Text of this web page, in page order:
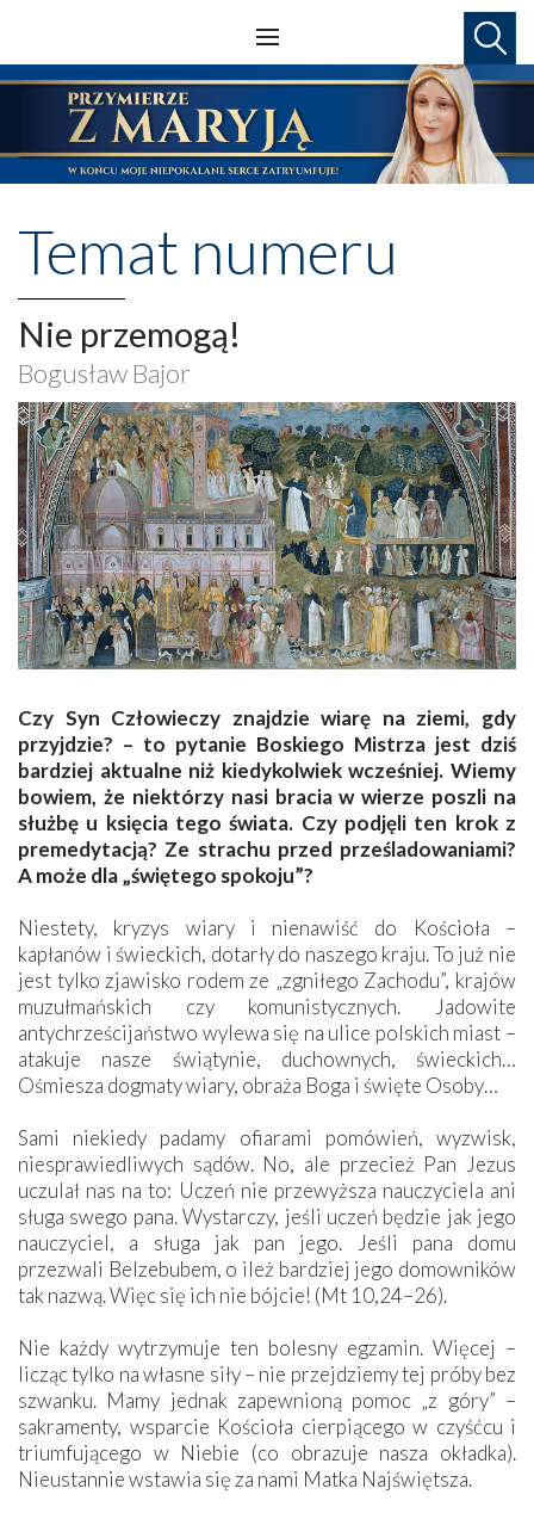
Temat numeru
Nie przemogą!
Bogusław Bajor
Czy Syn Człowieczy znajdzie wiarę na ziemi, gdy
przyjdzie? – to pytanie Boskiego Mistrza jest dziś
bardziej aktualne niż kiedykolwiek wcześniej. Wiemy
bowiem, że niektórzy nasi bracia w wierze poszli na
służbę u księcia tego świata. Czy podjęli ten krok z
premedytacją? Ze strachu przed prześladowaniami?
A może dla „świętego spokoju”?
Niestety, kryzys wiary i nienawiść do Kościoła –
kapłanów i świeckich, dotarły do naszego kraju. To już nie
jest tylko zjawisko rodem ze „zgniłego Zachodu”, krajów
muzułmańskich czy komunistycznych. Jadowite
antychrześcijaństwo wylewa się na ulice polskich miast –
atakuje nasze świątynie, duchownych, świeckich…
Ośmiesza dogmaty wiary, obraża Boga i święte Osoby…
Sami niekiedy padamy ofiarami pomówień, wyzwisk,
niesprawiedliwych sądów. No, ale przecież Pan Jezus
uczulał nas na to: Uczeń nie przewyższa nauczyciela ani
sługa swego pana. Wystarczy, jeśli uczeń będzie jak jego
nauczyciel, a sługa jak pan jego. Jeśli pana domu
przezwali Belzebubem, o ileż bardziej jego domowników
tak nazwą. Więc się ich nie bójcie! (Mt 10,24–26).
Nie każdy wytrzymuje ten bolesny egzamin. Więcej –
licząc tylko na własne siły – nie przejdziemy tej próby bez
szwanku. Mamy jednak zapewnioną pomoc „z góry” –
sakramenty, wsparcie Kościoła cierpiącego w czyśćcu i
triumfującego w Niebie (co obrazuje nasza okładka).
Nieustannie wstawia się za nami Matka Najświętsza.